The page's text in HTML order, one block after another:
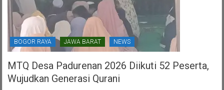
BOGOR RAYA JAWA BARAT NEWS
MTQ Desa Padurenan 2026 Diikuti 52 Peserta,
Wujudkan Generasi Qurani